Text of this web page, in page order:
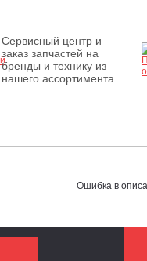
Сервисный центр и
заказ запчастей на
бренды и технику из
нашего ассортимента.
Ошибка в